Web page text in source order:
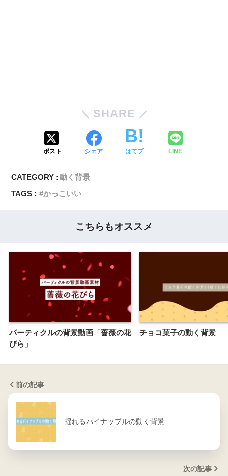
SHARE
ポスト シェア はてブ LINE
CATEGORY :動く背景
TAGS :
かっこいい
こちらもオススメ
パーティクルの背景動画「薔薇の花
びら」
チョコ菓子の動く背景
前の記事
揺れるパイナップルの動く背景
次の記事